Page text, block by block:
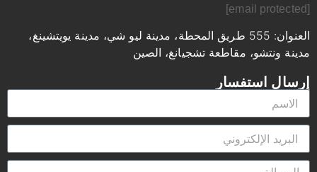
[email protected]
العنوان: 555 طريق المحطة، مدينة ليو شي، مدينة يويتشينغ،
مدينة ونتشو، مقاطعة تشجيانغ، الصين
إرسال استفسار